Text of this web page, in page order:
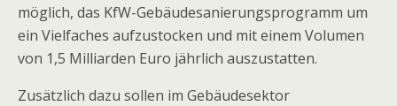
möglich, das KfW-Gebäudesanierungsprogramm um
ein Vielfaches aufzustocken und mit einem Volumen
von 1,5 Milliarden Euro jährlich auszustatten.
Zusätzlich dazu sollen im Gebäudesektor